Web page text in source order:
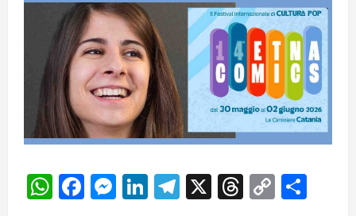
WhatsApp
Facebook
Messenger
LinkedIn
Telegram
X Threads
Copy